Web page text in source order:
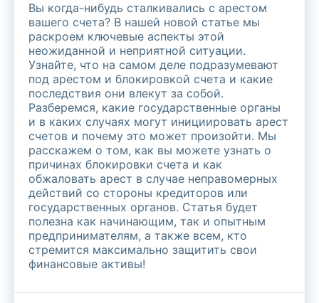
Вы когда-нибудь сталкивались с арестом
вашего счета? В нашей новой статье мы
раскроем ключевые аспекты этой
неожиданной и неприятной ситуации.
Узнайте, что на самом деле подразумевают
под арестом и блокировкой счета и какие
последствия они влекут за собой.
Разберемся, какие государственные органы
и в каких случаях могут инициировать арест
счетов и почему это может произойти. Мы
расскажем о том, как вы можете узнать о
причинах блокировки счета и как
обжаловать арест в случае неправомерных
действий со стороны кредиторов или
государственных органов. Статья будет
полезна как начинающим, так и опытным
предпринимателям, а также всем, кто
стремится максимально защитить свои
финансовые активы!